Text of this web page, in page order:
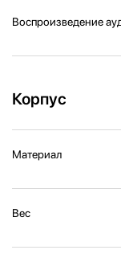
Воспроизведение
Корпус
Материал
Вес